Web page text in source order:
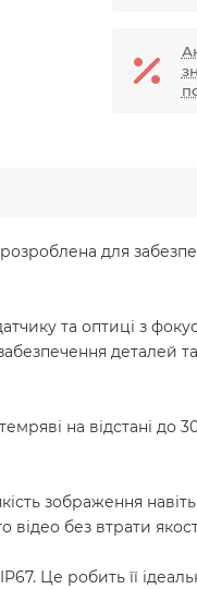
для
та оптиці з
деталей та
на відстані до
зображення
відео без втрати
Це робить її